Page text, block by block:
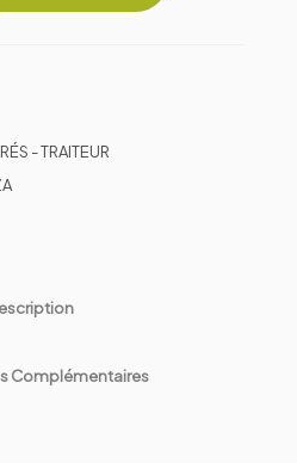
- TRAITEUR
Complémentaires